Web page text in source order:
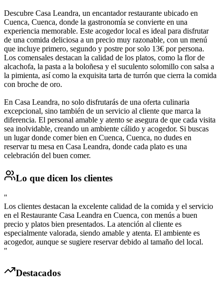
Descubre Casa Leandra, un encantador restaurante ubicado en
Cuenca, Cuenca, donde la gastronomía se convierte en una
experiencia memorable. Este acogedor local es ideal para disfrutar
de una comida deliciosa a un precio muy razonable, con un menú
que incluye primero, segundo y postre por solo 13€ por persona.
Los comensales destacan la calidad de los platos, como la flor de
alcachofa, la pasta a la boloñesa y el suculento solomillo con salsa a
la pimienta, así como la exquisita tarta de turrón que cierra la comida
con broche de oro.
En Casa Leandra, no solo disfrutarás de una oferta culinaria
excepcional, sino también de un servicio al cliente que marca la
diferencia. El personal amable y atento se asegura de que cada visita
sea inolvidable, creando un ambiente cálido y acogedor. Si buscas
un lugar donde comer bien en Cuenca, Cuenca, no dudes en
reservar tu mesa en Casa Leandra, donde cada plato es una
celebración del buen comer.
Lo que dicen los clientes
"
Los clientes destacan la excelente calidad de la comida y el servicio
en el Restaurante Casa Leandra en Cuenca, con menús a buen
precio y platos bien presentados. La atención al cliente es
especialmente valorada, siendo amable y atenta. El ambiente es
acogedor, aunque se sugiere reservar debido al tamaño del local.
"
Destacados